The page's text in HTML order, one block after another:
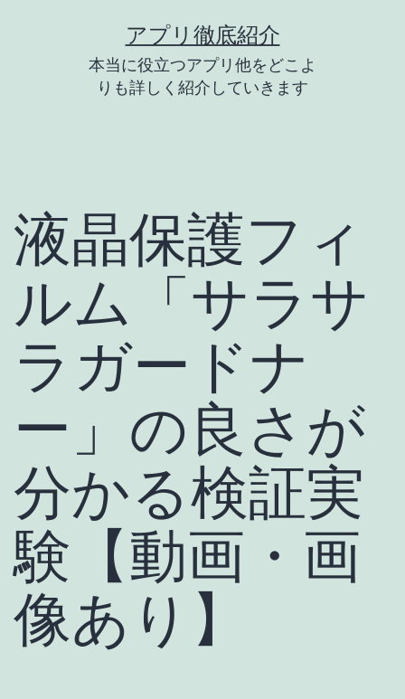
キ
ッ
アプリ徹底紹介
本当に役立つアプリ他をどこよ
りも詳しく紹介していきます
液晶保護フィ
ルム「サラサ
ラガードナ
ー」の良さが
分かる検証実
験【動画・画
像あり】